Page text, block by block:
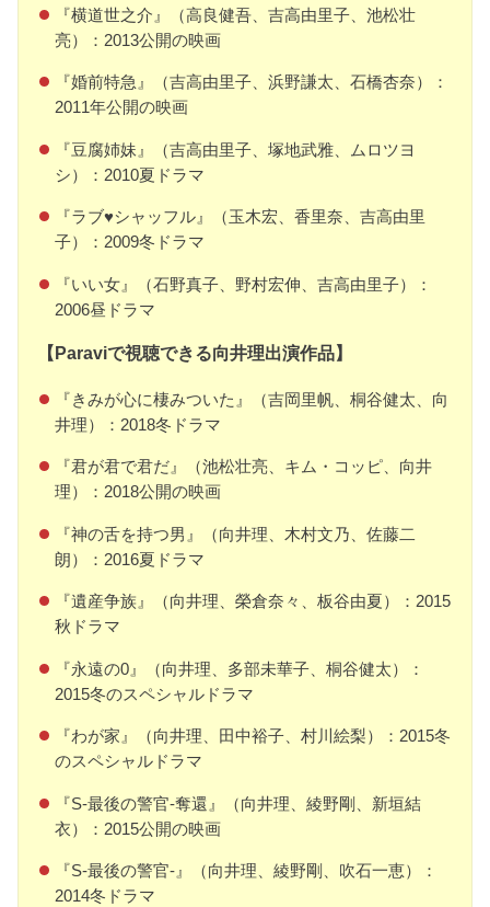
『横道世之介』（高良健吾、吉高由里子、池松壮
亮）：2013公開の映画
『婚前特急』（吉高由里子、浜野謙太、石橋杏奈）：
2011年公開の映画
『豆腐姉妹』（吉高由里子、塚地武雅、ムロツヨ
シ）：2010夏ドラマ
『ラブ♥シャッフル』（玉木宏、香里奈、吉高由里
子）：2009冬ドラマ
『いい女』（石野真子、野村宏伸、吉高由里子）：
2006昼ドラマ
【Paraviで視聴できる向井理出演作品】
『きみが心に棲みついた』（吉岡里帆、桐谷健太、向
井理）：2018冬ドラマ
『君が君で君だ』（池松壮亮、キム・コッピ、向井
理）：2018公開の映画
『神の舌を持つ男』（向井理、木村文乃、佐藤二
朗）：2016夏ドラマ
『遺産争族』（向井理、榮倉奈々、板谷由夏）：2015
秋ドラマ
『永遠の0』（向井理、多部未華子、桐谷健太）：
2015冬のスペシャルドラマ
『わが家』（向井理、田中裕子、村川絵梨）：2015冬
のスペシャルドラマ
『S-最後の警官-奪還』（向井理、綾野剛、新垣結
衣）：2015公開の映画
『S-最後の警官-』（向井理、綾野剛、吹石一恵）：
2014冬ドラマ